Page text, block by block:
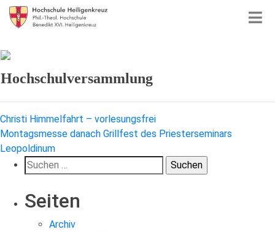
Hochschulversammlung
Beitragsnavigation
Christi Himmelfahrt – vorlesungsfrei
Montagsmesse danach Grillfest des Priesterseminars
Leopoldinum
Suchen
nach:
Seiten
Archiv